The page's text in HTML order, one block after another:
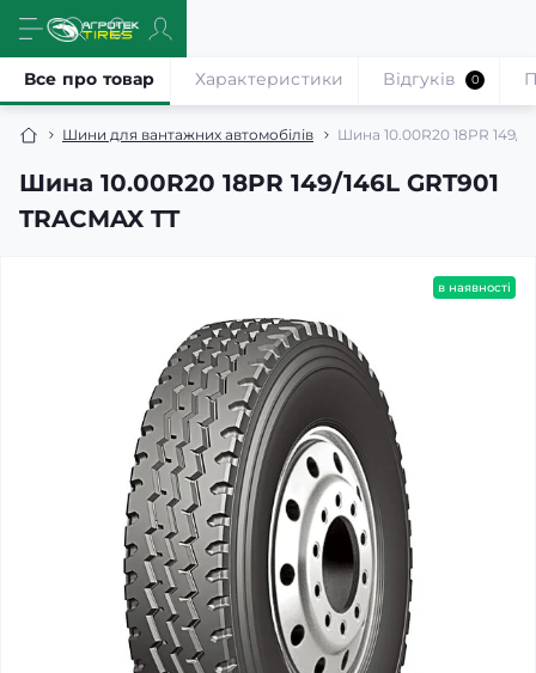
Шини для вантажних автомобілів Шина 10.00R20 18PR 149/
Шина 10.00R20 18PR 149/146L GRT901
TRACMAX TT
Все про товар Характеристики Відгуків 0
в наявності